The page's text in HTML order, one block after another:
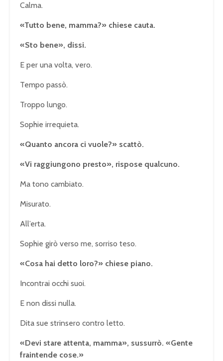
Calma.
«Tutto bene, mamma?» chiese cauta.
«Sto bene», dissi.
E per una volta, vero.
Tempo passò.
Troppo lungo.
Sophie irrequieta.
«Quanto ancora ci vuole?» scattò.
«Vi raggiungono presto», rispose qualcuno.
Ma tono cambiato.
Misurato.
All’erta.
Sophie girò verso me, sorriso teso.
«Cosa hai detto loro?» chiese piano.
Incontrai occhi suoi.
E non dissi nulla.
Dita sue strinsero contro letto.
«Devi stare attenta, mamma», sussurrò. «Gente
fraintende cose.»